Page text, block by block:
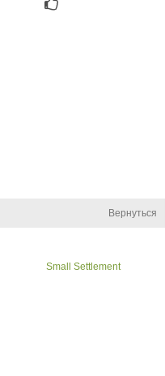
Вернуться
Small Settlement